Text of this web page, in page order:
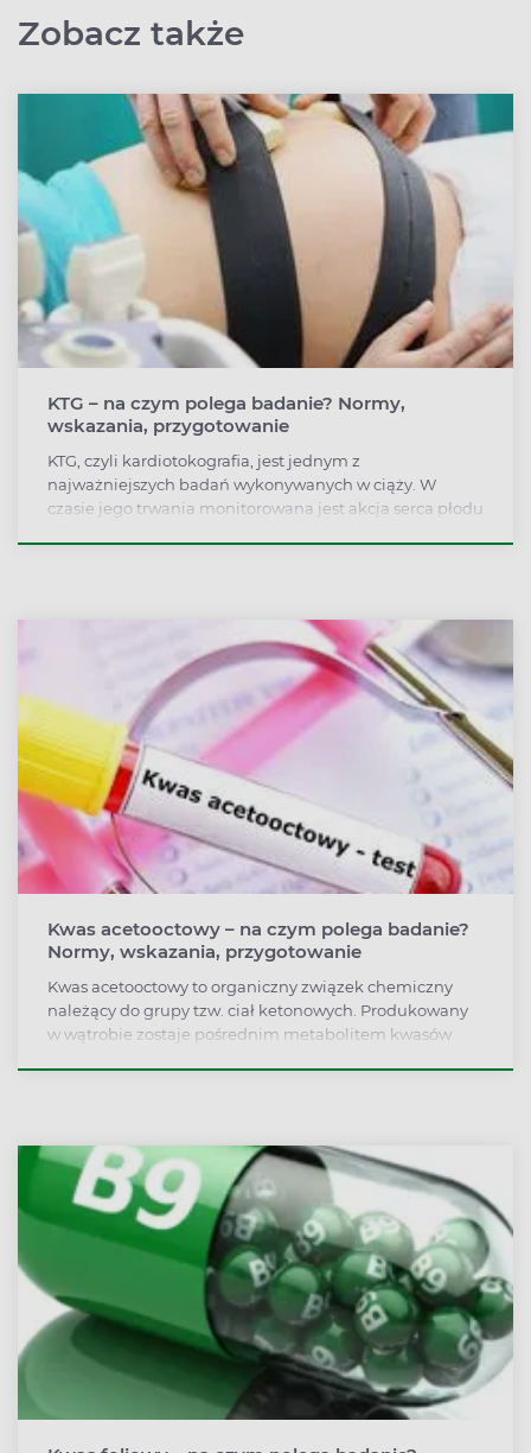
Zobacz także
KTG – na czym polega badanie? Normy,
wskazania, przygotowanie
KTG, czyli kardiotokografia, jest jednym z
najważniejszych badań wykonywanych w ciąży. W
czasie jego trwania monitorowana jest akcja serca płodu
zostać wydłużone do 60. Kiedy warto wykonać
kardiotokografię? Szczególnymi przypadkami są urazy
brzucha, cukrzyca i krwawienie z pochwy.
Kwas acetooctowy – na czym polega badanie?
Normy, wskazania, przygotowanie
Kwas acetooctowy to organiczny związek chemiczny
należący do grupy tzw. ciał ketonowych. Produkowany
w wątrobie zostaje pośrednim metabolitem kwasów
podejrzenie kwasicy ketonowej. Wspomniane
zaburzenie może wystąpić w przebiegu cukrzycy, w
stanach zatrucia alkoholem, niedoczynności tarczycy,
stanach gorączkowych i podczas stosowania
restrykcyjnych diet.